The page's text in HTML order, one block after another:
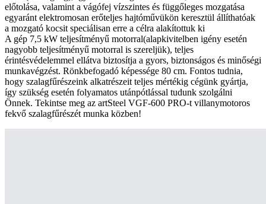
előtolása, valamint a vágófej vízszintes és függőleges mozgatása
egyaránt elektromosan erőteljes hajtóművükön keresztül állíthatóak
a mozgató kocsit speciálisan erre a célra alakítottuk ki
A gép 7,5 kW teljesítményű motorral(alapkivitelben igény esetén
nagyobb teljesítményű motorral is szereljük), teljes
érintésvédelemmel ellátva biztosítja a gyors, biztonságos és minőségi
munkavégzést. Rönkbefogadó képessége 80 cm. Fontos tudnia,
hogy szalagfűrészeink alkatrészeit teljes mértékig cégünk gyártja,
így szükség esetén folyamatos utánpótlással tudunk szolgálni
Önnek. Tekintse meg az artSteel VGF-600 PRO-t villanymotoros
fekvő szalagfűrészét munka közben!